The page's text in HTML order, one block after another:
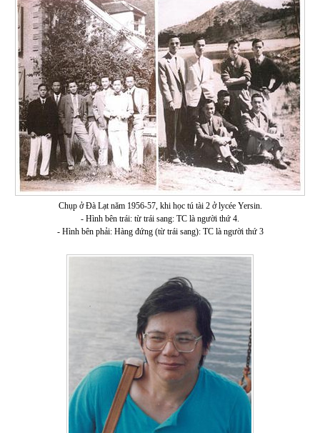
Chụp ở Đà Lạt năm 1956-57, khi học tú tài 2 ở lycée Yersin.
- Hình bên trái: từ trái sang: TC là người thứ 4.
- Hình bên phải: Hàng đứng (từ trái sang): TC là người thứ 3